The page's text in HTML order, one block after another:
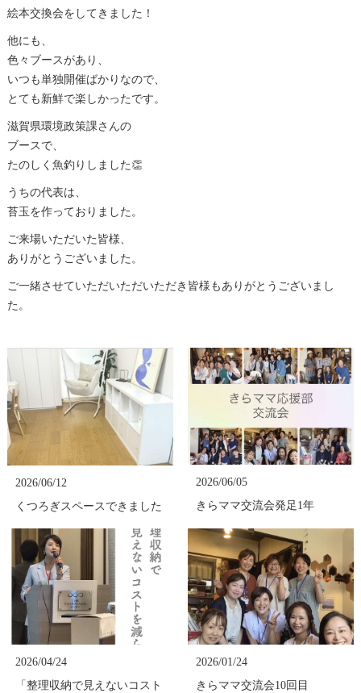
絵本交換会をしてきました！
他にも、
色々ブースがあり、
いつも単独開催ばかりなので、
とても新鮮で楽しかったです。
滋賀県環境政策課さんの
ブースで、
たのしく魚釣りしました👏
うちの代表は、
苔玉を作っておりました。
ご来場いただいた皆様、
ありがとうございました。
ご一緒させていただいただいただき皆様もありがとうございまし
た。
2026/06/12
くつろぎスペースできました
2026/06/05
きらママ交流会発足1年
2026/04/24
「整理収納で見えないコスト
2026/01/24
きらママ交流会10回目